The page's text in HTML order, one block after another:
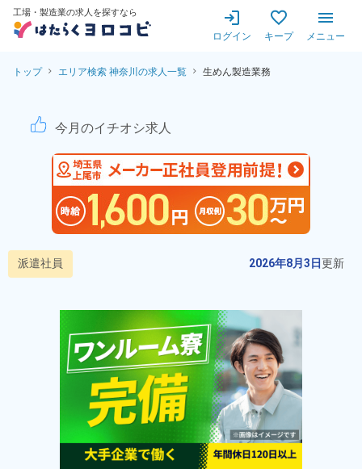
工場・製造業の求人を探すなら
ログイン キープ メニュー
トップ エリア検索 神奈川の求人一覧 生めん製造業務
【就業先は東洋水産】生め
今月のイチオシ求人
派遣社員 2026年8月3日更新